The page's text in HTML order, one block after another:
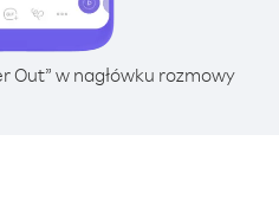
Out” w nagłówku rozmowy